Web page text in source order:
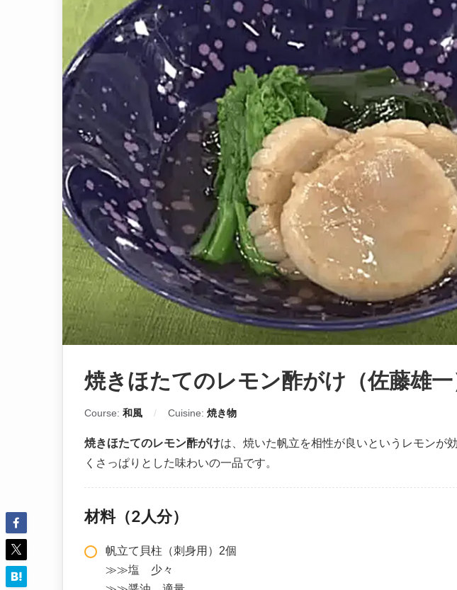
焼きほたてのレモン酢がけ（佐藤雄一
Course: 和風 Cuisine: 焼き物
焼きほたてのレモン酢がけは、焼いた帆立を相性が良いというレモンが
くさっぱりとした味わいの一品です。
材料（2人分）
帆立て貝柱（刺身用）2個
≫≫塩 少々